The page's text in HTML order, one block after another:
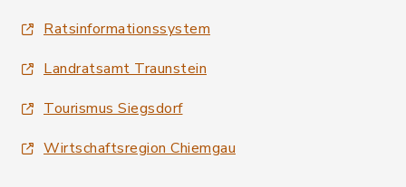
Ratsinformationssystem
Landratsamt Traunstein
Tourismus Siegsdorf
Wirtschaftsregion Chiemgau